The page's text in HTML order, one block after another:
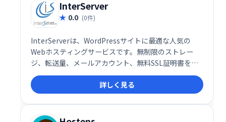
InterServer
0.0 (0件)
InterServerは、WordPressサイトに最適な人気の
Webホスティングサービスです。無制限のストレー
ジ、転送量、メールアカウント、無料SSL証明書を提
供し、最大20個のウェブサイトを運用できます。100
種類以上のスクリプトをワンクリックでインストール
可能で、手頃な価格で高機能なサービスを利用できま
す。 WordPress、Prestashopなど、様々なCMSに対
応しており、初心者にもおすすめです。
詳しく見る